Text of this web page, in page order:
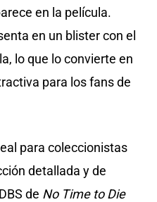
en la película.
en un blister con el
lo que lo convierte en
para los fans de
para coleccionistas
detallada y de
de No Time to Die